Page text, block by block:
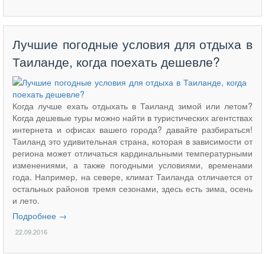
Лучшие погодные условия для отдыха в
Таиланде, когда поехать дешевле?
Когда лучше ехать отдыхать в Таиланд зимой или летом?
Когда дешевые туры можно найти в туристических агентствах
интернета и офисах вашего города? давайте разбираться!
Таиланд это удивительная страна, которая в зависимости от
региона может отличаться кардинальными температурными
изменениями, а также погодными условиями, временами
года. Например, на севере, климат Таиланда отличается от
остальных районов тремя сезонами, здесь есть зима, осень
и лето.
Подробнее →
22.09.2016